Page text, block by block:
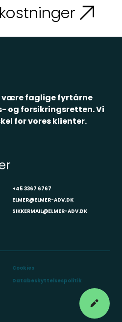
være faglige fyrtårne
og forsikringsretten. Vi
for vores klienter.
+45 3367 6767
ELMER@ELMER-ADV.DK
SIKKERMAIL@ELMER-ADV.DK
Cookies
Databeskyttelsespolitik